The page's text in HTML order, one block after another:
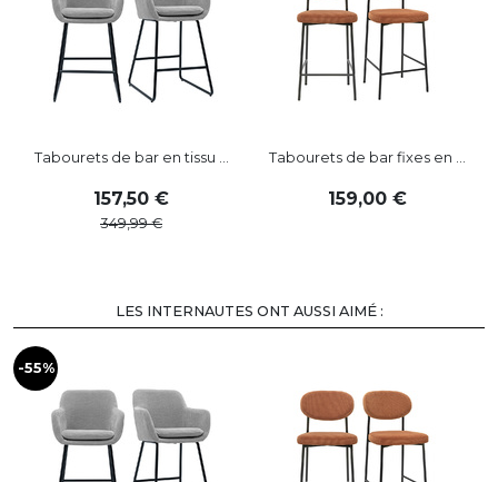
Tabourets de bar en tissu ...
157,50
349,99
Tabourets de bar fixes en ...
159,00
LES INTERNAUTES ONT AUSSI AIMÉ :
-55%